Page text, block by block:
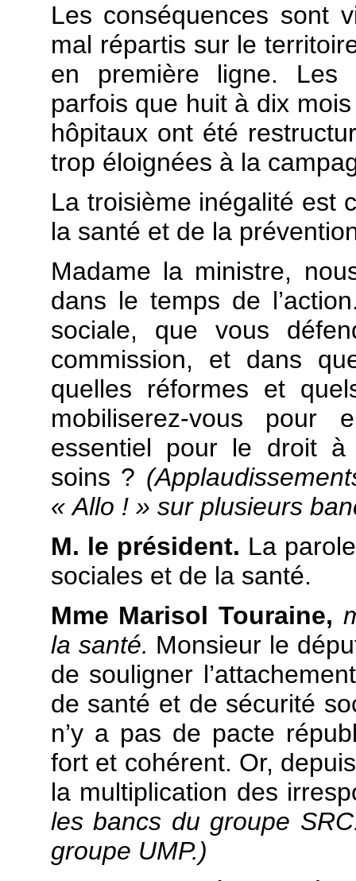
Les conséquences sont
mal répartis sur le
en première ligne. Les
parfois que huit à dix
hôpitaux ont été
trop éloignées à la
La troisième inégalité est
la santé et de la
Madame la ministre,
dans le temps de
sociale, que vous
commission, et dans
quelles réformes et
mobiliserez-vous pour
essentiel pour le droit à
soins ?
« Allo ! » sur plusieurs
M. le président. La
sociales et de la santé.
Mme Marisol Touraine,
la santé. Monsieur le
de souligner
de santé et de sécurité
n’y a pas de pacte
fort et cohérent. Or,
la multiplication des
les bancs du groupe
groupe UMP.)